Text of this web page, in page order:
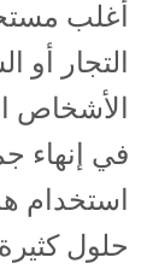
أغلب
التجار
الأشخاص
في إنهاء
استخدام
حلول كثيرة